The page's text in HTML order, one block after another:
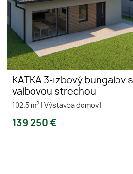
KATKA 3-izbový bungalov s
valbovou strechou
102.5 m2 Výstavba domov
139 250 €